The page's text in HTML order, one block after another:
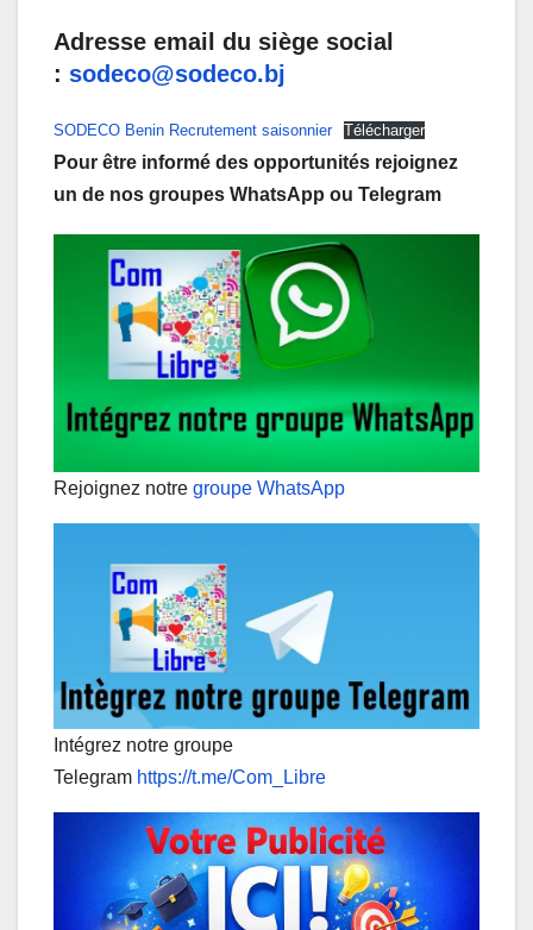
Adresse email du siège social
: sodeco@sodeco.bj
SODECO Benin Recrutement saisonnier Télécharger
Pour être informé des opportunités rejoignez
un de nos groupes WhatsApp ou Telegram
Rejoignez notre groupe WhatsApp
Intégrez notre groupe
Telegram https://t.me/Com_Libre